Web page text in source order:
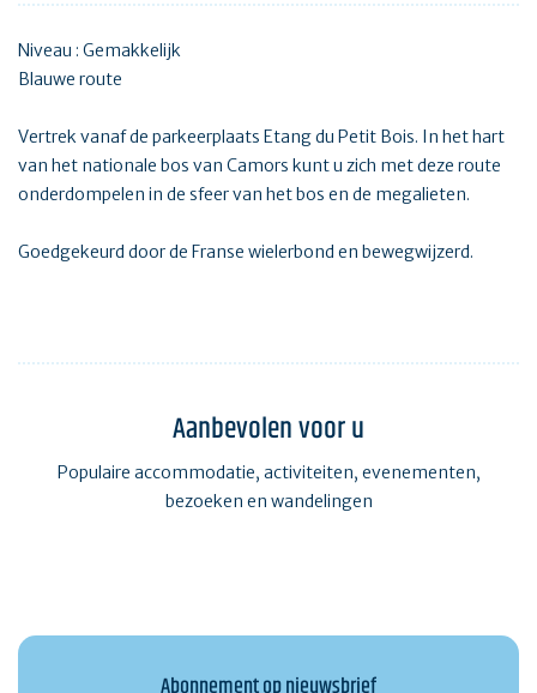
Niveau : Gemakkelijk
Blauwe route
Vertrek vanaf de parkeerplaats Etang du Petit Bois. In het hart
van het nationale bos van Camors kunt u zich met deze route
onderdompelen in de sfeer van het bos en de megalieten.
Goedgekeurd door de Franse wielerbond en bewegwijzerd.
Aanbevolen voor u
Populaire accommodatie, activiteiten, evenementen,
bezoeken en wandelingen